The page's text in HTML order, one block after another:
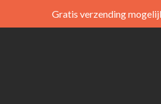
Gratis verzending